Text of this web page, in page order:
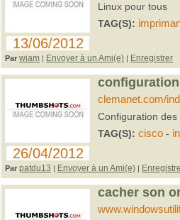
13/06/2012
Linux pour tous
TAG(S):
Par wiam | Envoyer à un Ami(e) | Enregistrer
26/04/2012
clemanet.com/
Configuration
TAG(S): cisco-
Par patdu13 | Envoyer à un Ami(e) |
cacher son